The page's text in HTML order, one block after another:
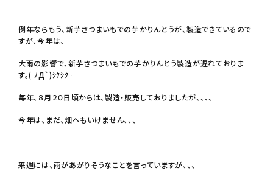
芋かりんとう・芋けんぴ
その他
プライバシーポリシー
例年ならもう、新芋さつまいもでの芋かりんとうが、製造できているので
すが、今年は、
大雨の影響で、新芋さつまいもでの芋かりんとう製造が遅れておりま
す。( ﾉД`)ｼｸｼｸ…
毎年、８月２０日頃からは、製造・販売しておりましたが、、、、
今年は、まだ、畑へもいけません、、、
来週には、雨があがりそうなことを言っていますが、、、